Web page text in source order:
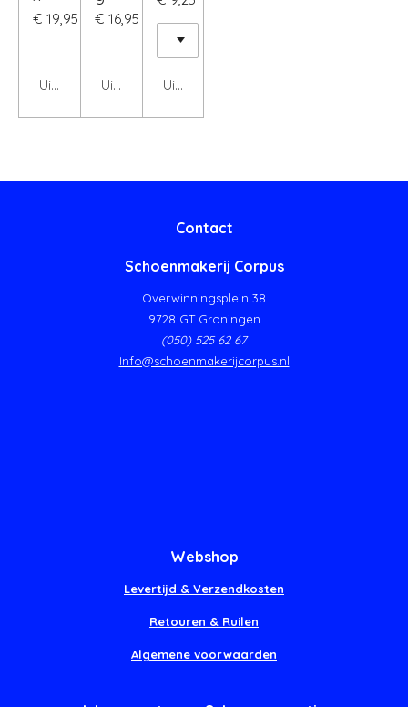
€ 19,95
Uitgeschakeld
€ 16,95
UitgeschakeldUitgeschakeld
Contact
Schoenmakerij Corpus
Overwinningsplein 38
9728 GT Groningen
(050) 525 62 67
Info@schoenmakerijcorpus.nl
Webshop
Levertijd & Verzendkosten
Retouren & Ruilen
Algemene voorwaarden